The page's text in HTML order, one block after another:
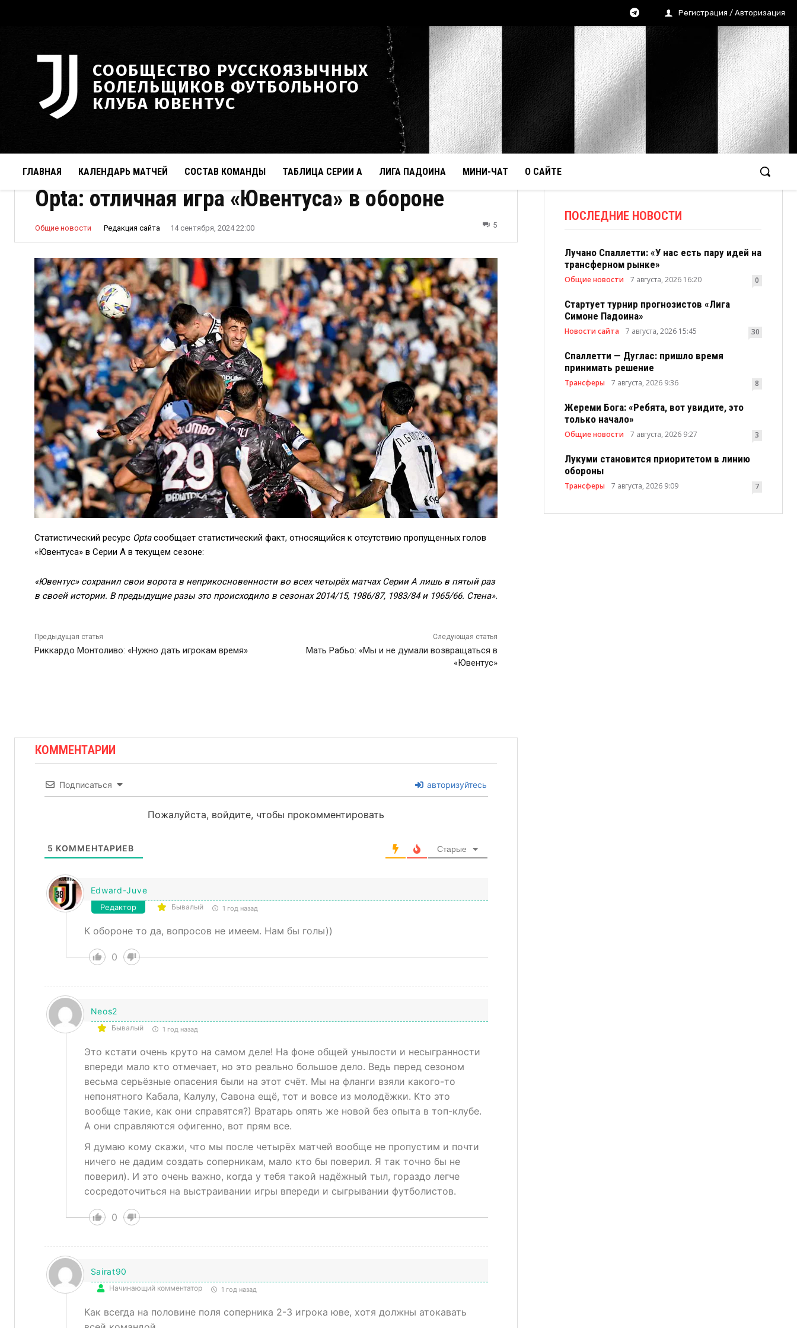
Регистрация / Авторизация
СООБЩЕСТВО РУССКОЯЗЫЧНЫХ
БОЛЕЛЬЩИКОВ ФУТБОЛЬНОГО
КЛУБА ЮВЕНТУС
ГЛАВНАЯ КАЛЕНДАРЬ МАТЧЕЙ СОСТАВ КОМАНДЫ ТАБЛИЦА СЕРИИ А ЛИГА ПАДОИНА МИНИ-ЧАТ О САЙТЕ
Opta: отличная игра «Ювентуса» в обороне
Общие новости Редакция сайта 14 сентября, 2024 22:00 5
Статистический ресурс Optaсообщает статистический факт, относящийся к отсутствию пропущенных голов
«Ювентуса» в Серии А в текущем сезоне:
«Ювентус» сохранил свои ворота в неприкосновенности во всех четырёх матчах Серии А лишь в пятый раз
в своей истории. В предыдущие разы это происходило в сезонах 2014/15, 1986/87, 1983/84 и 1965/66. Стена».
Предыдущая статья
Риккардо Монтоливо: «Нужно дать игрокам время»
Следующая статья
Мать Рабьо: «Мы и не думали возвращаться в
«Ювентус»
КОММЕНТАРИИ
Подписаться авторизуйтесь
Пожалуйста, войдите, чтобы прокомментировать
5 КОММЕНТАРИЕВ Старые
Edward-Juve
Редактор Бывалый 1 год назад
К обороне то да, вопросов не имеем. Нам бы голы))
0
Neos2
Бывалый 1 год назад
Это кстати очень круто на самом деле! На фоне общей унылости и несыгранности
впереди мало кто отмечает, но это реально большое дело. Ведь перед сезоном
весьма серьёзные опасения были на этот счёт. Мы на фланги взяли какого-то
непонятного Кабала, Калулу, Савона ещё, тот и вовсе из молодёжки. Кто это
вообще такие, как они справятся?) Вратарь опять же новой без опыта в топ-клубе.
А они справляются офигенно, вот прям все.
Я думаю кому скажи, что мы после четырёх матчей вообще не пропустим и почти
ничего не дадим создать соперникам, мало кто бы поверил. Я так точно бы не
поверил). И это очень важно, когда у тебя такой надёжный тыл, гораздо легче
сосредоточиться на выстраивании игры впереди и сыгрывании футболистов.
0
Sairat90
Начинающий комментатор 1 год назад
Как всегда на половине поля соперника 2-3 игрока юве, хотя должны атокавать
ПОСЛЕДНИЕ НОВОСТИ
Лучано Спаллетти: «У нас есть пару идей на
трансферном рынке»
Общие новости 7 августа, 2026 16:20 0
Стартует турнир прогнозистов «Лига
Симоне Падоина»
Новости сайта 7 августа, 2026 15:45 30
Спаллетти — Дуглас: пришло время
принимать решение
Трансферы 7 августа, 2026 9:36 8
Жереми Бога: «Ребята, вот увидите, это
только начало»
Общие новости 7 августа, 2026 9:27 3
Лукуми становится приоритетом в линию
обороны
Трансферы 7 августа, 2026 9:09 7